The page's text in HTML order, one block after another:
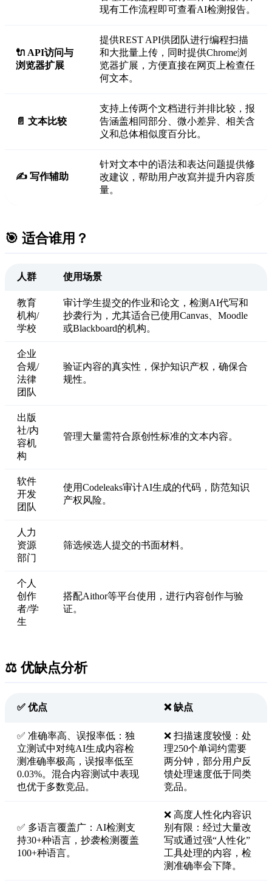
现有工作流程即可查看AI检测报告。
🔌 API访问与
浏览器扩展
提供REST API供团队进行编程扫描
和大批量上传，同时提供Chrome浏
览器扩展，方便直接在网页上检查任
何文本。
📄 文本比较
支持上传两个文档进行并排比较，报
告涵盖相同部分、微小差异、相关含
义和总体相似度百分比。
✍️ 写作辅助
针对文本中的语法和表达问题提供修
改建议，帮助用户改寫并提升内容质
量。
🎯 适合谁用？
人群 使用场景
教育
机构/
学校
审计学生提交的作业和论文，检测AI代写和
抄袭行为，尤其适合已使用Canvas、Moodle
或Blackboard的机构。
企业
合规/
法律
团队
验证内容的真实性，保护知识产权，确保合
规性。
出版
社/内
容机
构
管理大量需符合原创性标准的文本内容。
软件
开发
团队
使用Codeleaks审计AI生成的代码，防范知识
产权风险。
人力
资源
部门
筛选候选人提交的书面材料。
个人
创作
者/学
生
搭配Aithor等平台使用，进行内容创作与验
证。
⚖️ 优缺点分析
✅ 优点 ❌ 缺点
✅ 准确率高、误报率低：独
立测试中对纯AI生成内容检
测准确率极高，误报率低至
0.03%。混合内容测试中表现
也优于多数竞品。
❌ 扫描速度较慢：处
理250个单词约需要
两分钟，部分用户反
馈处理速度低于同类
竞品。
✅ 多语言覆盖广：AI检测支
持30+种语言，抄袭检测覆盖
100+种语言。
❌ 高度人性化内容识
别有限：经过大量改
写或通过强“人性化”
工具处理的内容，检
测准确率会下降。